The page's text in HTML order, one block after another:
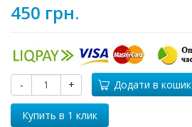
450 грн.
- + Додати в кошик